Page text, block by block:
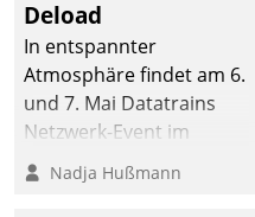
Deload
In entspannter
Atmosphäre findet am 6.
und 7. Mai Datatrains
Netzwerk-Event im
Kunden- und Partnerkreis
statt. Zentrale Frage: Wie
Nadja Hußmann